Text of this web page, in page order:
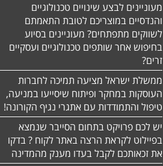
מעוניינים לבצע שינויים טכנולוגיים
והנדסיים במוצריכם לטובת התאמתם
לשווקים מתפתחים? מעוניינים בסיוע
בחיפוש אחר שותפים טכנולוגיים ועסקיים
זרים?
ממשלת ישראל מציעה תמיכה לחברות
העוסקות במחקר ופיתוח שיסייעו במניעה,
טיפול והתמודדות עם אתגרי נגיף הקורונה!
יש לכם פרויקט בתחום הסייבר שנמצא
בפיילוט לקראת הרצה באתר לקוח ? בדקו
את זכאותכם לקבל בעדו מענק מהמדינה